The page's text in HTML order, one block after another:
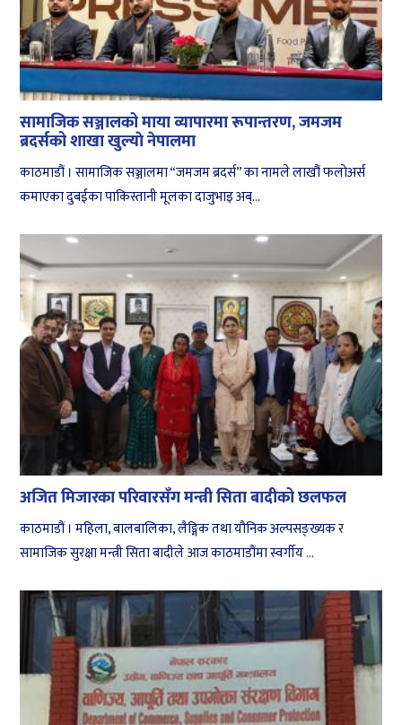
सामाजिक सञ्जालको माया व्यापारमा रूपान्तरण, जमजम
ब्रदर्सको शाखा खुल्याे नेपालमा
काठमाडौं । सामाजिक सञ्जालमा “जमजम ब्रदर्स” का नामले लाखौं फलोअर्स
कमाएका दुबईका पाकिस्तानी मूलका दाजुभाइ अब्...
अजित मिजारका परिवारसँग मन्त्री सिता बादीको छलफल
काठमाडौं । महिला, बालबालिका, लैङ्गिक तथा यौनिक अल्पसङ्ख्यक र
सामाजिक सुरक्षा मन्त्री सिता बादीले आज काठमाडौंमा स्वर्गीय ...